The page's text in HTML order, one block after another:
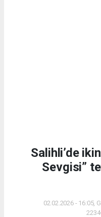
Salihli’de
Sevgisi”
02.02.2026 - 16:05,